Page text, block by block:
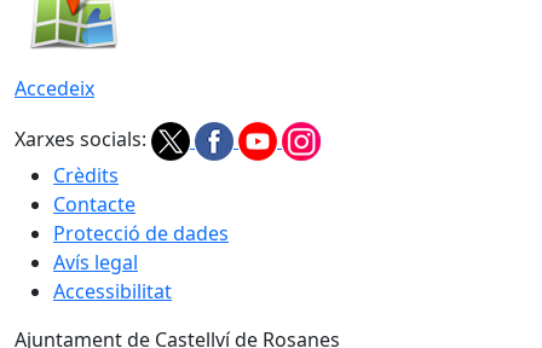
Accedeix
Xarxes socials:
Crèdits
Contacte
Protecció de dades
Avís legal
Accessibilitat
Ajuntament de Castellví de Rosanes